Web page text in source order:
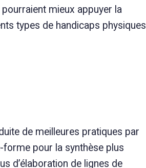
mieux appuyer la
types de handicaps physiques
de meilleures pratiques par
forme pour la synthèse plus
d’élaboration de lignes de